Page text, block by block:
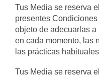
Tus Media se reserva
presentes
objeto de adecuarlas
en cada momento, las
las prácticas
Tus Media se reserva